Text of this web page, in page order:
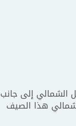
الشمالي إلى جانب
هذا الصيف